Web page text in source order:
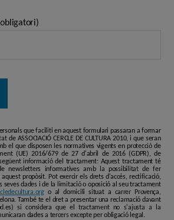
que faciliti en aquest formulari passaran a formar
ASSOCIACIÓ CERCLE DE CULTURA 2010, i que seran
el que disposen les normatives vigents en protecció de
(UE) 2016/679 de 27 d'abril de 2016 (GDPR), de
informació del tractament: Aquest tractament té
newsletters informatives amb la possibilitat de fer
propòsit. Pot exercir els drets d'accés, rectificació,
seves dades i de la limitació o oposició al seu tractament
o al domicili situat a carrer Provença,
També te el dret a presentar una reclamació davant
si considera que el tractament no s'ajusta a la
dades a tercers excepte per obligació legal.